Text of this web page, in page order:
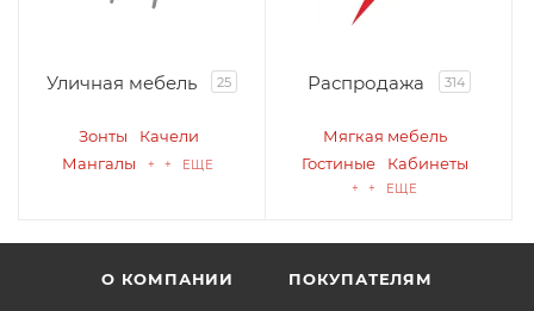
Уличная мебель 25
Зонты
Качели
Мангалы
+ + ЕЩЕ
Распродажа 314
Мягкая мебель
Гостиные
Кабинеты
+ + ЕЩЕ
О КОМПАНИИ ПОКУПАТЕЛЯМ